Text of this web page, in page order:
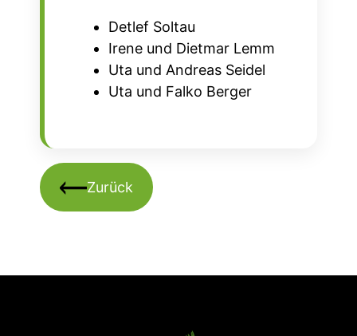
Detlef Soltau
Irene und Dietmar Lemm
Uta und Andreas Seidel
Uta und Falko Berger
Zurück